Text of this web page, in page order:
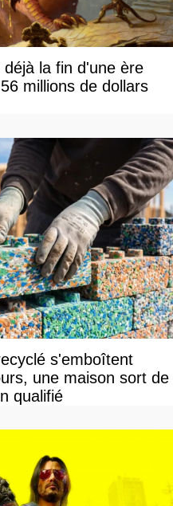
la fin d'une ère
millions de dollars
s'emboîtent
une maison sort de
qualifié